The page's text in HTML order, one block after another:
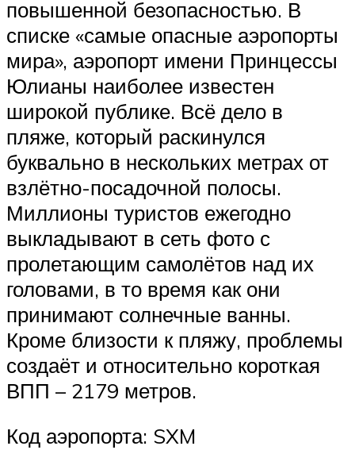
повышенной безопасностью. В
списке «самые опасные аэропорты
мира», аэропорт имени Принцессы
Юлианы наиболее известен
широкой публике. Всё дело в
пляже, который раскинулся
буквально в нескольких метрах от
взлётно-посадочной полосы.
Миллионы туристов ежегодно
выкладывают в сеть фото с
пролетающим самолётов над их
головами, в то время как они
принимают солнечные ванны.
Кроме близости к пляжу, проблемы
создаёт и относительно короткая
ВПП – 2179 метров.
Код аэропорта: SXM